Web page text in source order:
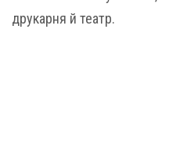
друкарня й театр.